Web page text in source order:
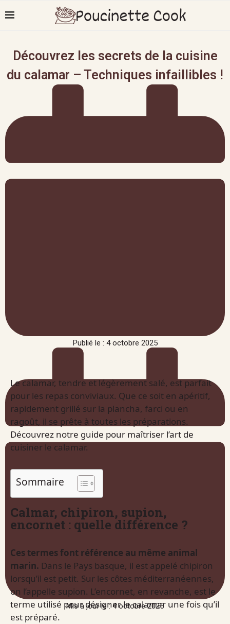
Découvrez les secrets de la cuisine
du calamar – Techniques infaillibles !
Publié le : 4 octobre 2025
Mis à jour le : 4 octobre 2025
Le calamar, tendre et légèrement salé, est parfait
pour les repas conviviaux. Que ce soit en apéritif,
rapidement grillé sur la plancha, farci ou en
ragoût, il se prête à toutes les préparations.
Découvrez notre guide pour maîtriser l’art de
cuisiner le calamar.
Sommaire
Calmar, chipiron, supion,
encornet : quelle différence ?
Ces termes font référence au même animal
marin. Dans le Pays basque, il est appelé chipiron
lorsqu’il est petit. Sur les côtes méditerranéennes,
on l’appelle supion. L’encornet, en revanche, est le
terme utilisé pour désigner le calamar une fois qu’il
est préparé.